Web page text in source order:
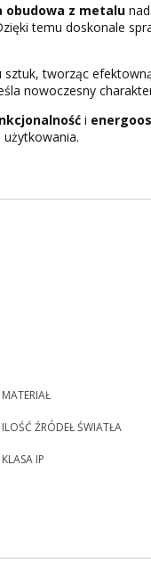
obudowa z metalu
temu doskonale
tworząc
nowoczesny
i
MATERIAŁ
ILOŚĆ ŹRÓDEŁ ŚWIATŁA
KLASA IP